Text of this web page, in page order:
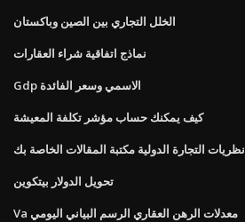
الخلل التجاري بين الصين وباكستان
نماذج اتفاقية شراء العقارات
Gdp الاسمي وسعر الفائدة
كيف يمكنك حساب مؤشر تكلفة المعيشة
نظريات التجارة الدولية مكتبة المقالات الخاصة بك
تحويل الدولار بيتكوين
Va معدلات الرهن العقاري الرسم البياني اليومي